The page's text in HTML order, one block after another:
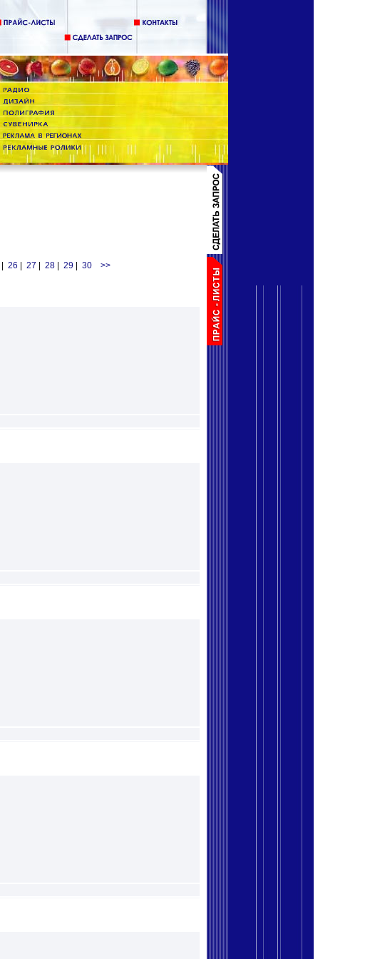
26 27 28 29 30 >>